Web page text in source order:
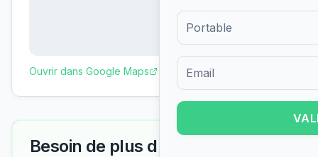
Ouvrir dans Google Maps
Besoin de plus d'informations ?
Formulaire d'inscription pour